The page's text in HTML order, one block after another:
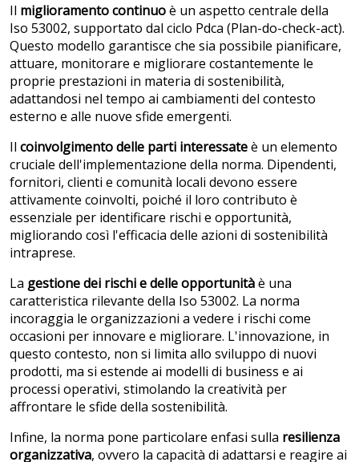
Il miglioramento continuoè un aspetto centrale della
Iso 53002, supportato dal ciclo Pdca (Plan-do-check-act).
Questo modello garantisce che sia possibile pianificare,
attuare, monitorare e migliorare costantemente le
proprie prestazioni in materia di sostenibilità,
adattandosi nel tempo ai cambiamenti del contesto
esterno e alle nuove sfide emergenti.
Il coinvolgimento delle parti interessateè un elemento
cruciale dell'implementazione della norma. Dipendenti,
fornitori, clienti e comunità locali devono essere
attivamente coinvolti, poiché il loro contributo è
essenziale per identificare rischi e opportunità,
migliorando così l'efficacia delle azioni di sostenibilità
intraprese.
La gestione dei rischi e delle opportunitàè una
caratteristica rilevante della Iso 53002. La norma
incoraggia le organizzazioni a vedere i rischi come
occasioni per innovare e migliorare. L'innovazione, in
questo contesto, non si limita allo sviluppo di nuovi
prodotti, ma si estende ai modelli di business e ai
processi operativi, stimolando la creatività per
affrontare le sfide della sostenibilità.
Infine, la norma pone particolare enfasi sulla resilienza
organizzativa, ovvero la capacità di adattarsi e reagire ai